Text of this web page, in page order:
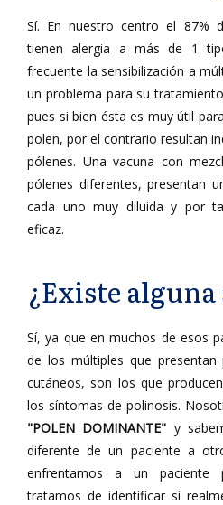
Sí. En nuestro centro el 87%
tienen alergia a más de 1
frecuente la sensibilización a
un problema para su
pues si bien ésta es muy útil
polen, por el contrario resultan
pólenes. Una vacuna con
pólenes diferentes, presentan
cada uno muy diluida y por
eficaz.
¿Existe
Sí, ya que en muchos de esos
de los múltiples que
cutáneos, son los que
los síntomas de polinosis.
"POLEN DOMINANTE" y
diferente de un paciente a
enfrentamos a un paciente
tratamos de identificar si